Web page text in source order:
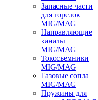
Запасные части
для горелок
MIG/MAG
Направляющие
каналы
MIG/MAG
Токосъемники
MIG/MAG
Газовые сопла
MIG/MAG
Пружины для